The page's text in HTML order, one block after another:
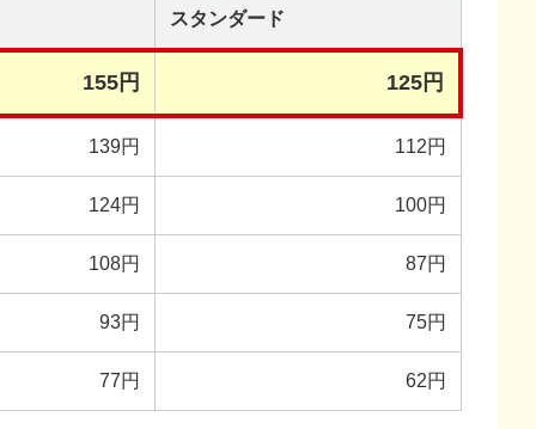
スタンダード
155円 125円
139円 112円
124円 100円
108円 87円
93円 75円
77円 62円